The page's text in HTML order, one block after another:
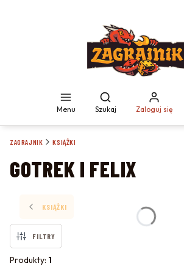
Menu
Otwórz
Szukaj Zaloguj się
ZAGRAJNIK KSIĄŻKI
GOTREK I FELIX
KSIĄŻKI
FILTRY
Produkty: 1